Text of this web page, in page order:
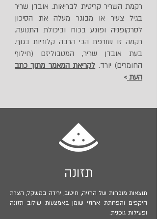
רקמת השריר קריטית לבריאות. אובדן שריר
בגיל צעיר או מבוגר מעלה את הסיכון
לסרקופניה ופוגע בכוח וביכולת התנועה.​
רקמה זו שורפת הכי הרבה קלוריות בגוף.
בעת אובדן שריר, המטבוליזם (חילוף
החומרים) יורד. לקריאת המאמר מתוך כתב
העת >
תזונה
תוצאות מוכחות של הרזיה, חיטוב, ירידה במשקל, הצרת
היקפים והפחתת אחוזי שומן באמצעות שילוב תזונה
ופעילות גופנית.